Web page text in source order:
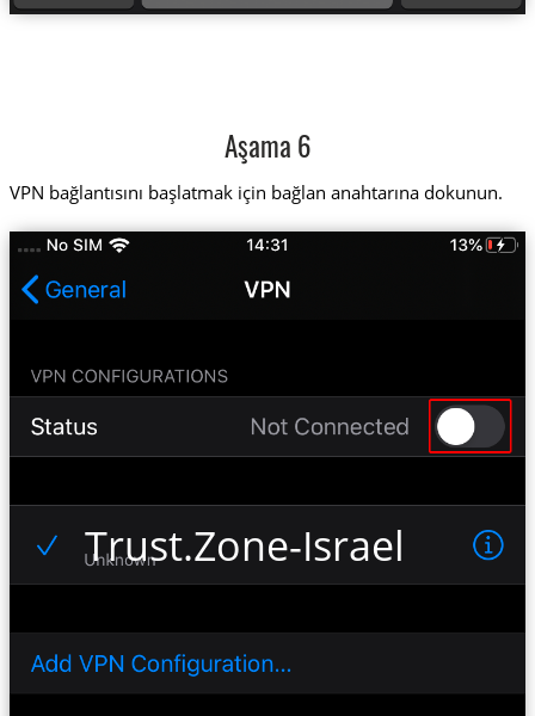
Aşama 6
VPN bağlantısını başlatmak için bağlan anahtarına dokunun.
Trust.Zone-Israel-